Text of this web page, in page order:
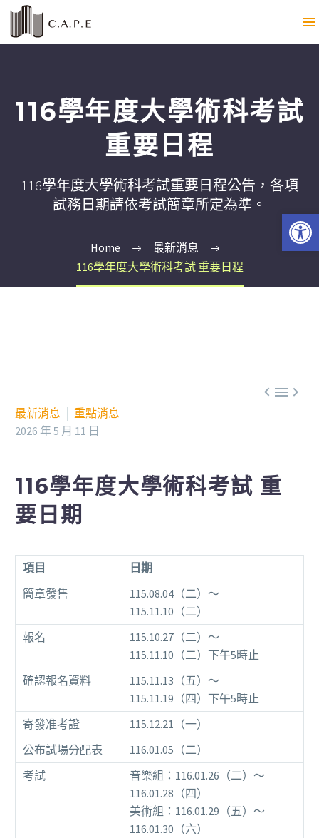
116學年度大學術科考試
重要日程
116學年度大學術科考試重要日程公告，各項
試務日期請依考試簡章所定為準。
Home
最新消息
116學年度大學術科考試 重要日程

最新消息
重點消息
2026 年 5 月 11 日
116學年度大學術科考試 重
要日期
項目
日期
簡章發售
115.08.04（二）～
115.11.10（二）
報名
115.10.27（二）～
115.11.10（二）下午5時止
確認報名資料
115.11.13（五）～
115.11.19（四）下午5時止
寄發准考證
115.12.21（一）
公布試場分配表
116.01.05（二）
考試
音樂組：116.01.26（二）～
116.01.28（四）
美術組：116.01.29（五）～
116.01.30（六）